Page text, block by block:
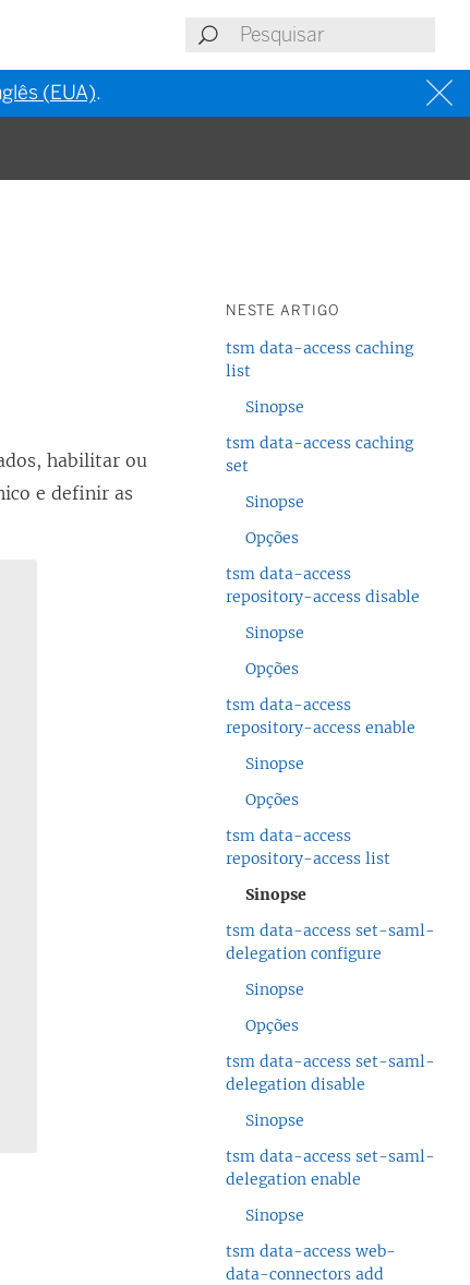
(EUA).
habilitar ou
e definir as
NESTE ARTIGO
tsm data-access caching
list
Sinopse
tsm data-access caching
set
Sinopse
Opções
tsm data-access
repository-access disable
Sinopse
Opções
tsm data-access
repository-access enable
Sinopse
Opções
tsm data-access
repository-access list
Sinopse
tsm data-access set-saml-
delegation configure
Sinopse
Opções
tsm data-access set-saml-
delegation disable
Sinopse
tsm data-access set-saml-
delegation enable
Sinopse
tsm data-access web-
data-connectors add